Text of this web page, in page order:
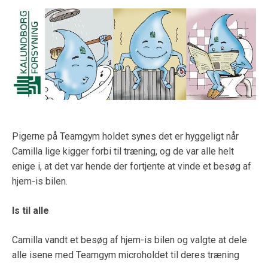
Pigerne på Teamgym holdet synes det er hyggeligt når
Camilla lige kigger forbi til træning, og de var alle helt
enige i, at det var hende der fortjente at vinde et besøg af
hjem-is bilen.
Is til alle
Camilla vandt et besøg af hjem-is bilen og valgte at dele
alle isene med Teamgym microholdet til deres træning